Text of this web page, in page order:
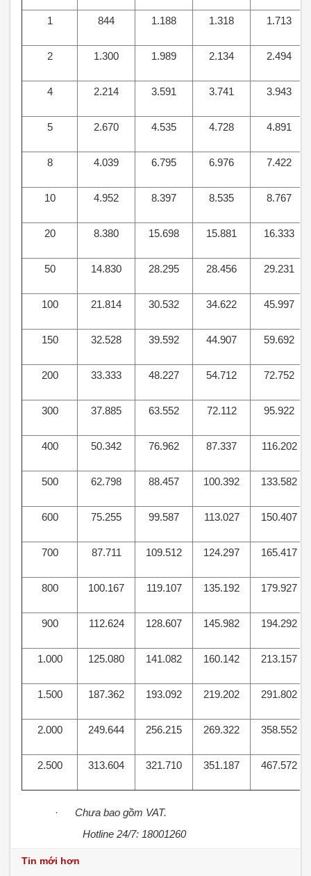
1 844 1.188 1.318 1.713
2 1.300 1.989 2.134 2.494
4 2.214 3.591 3.741 3.943
5 2.670 4.535 4.728 4.891
8 4.039 6.795 6.976 7.422
10 4.952 8.397 8.535 8.767
20 8.380 15.698 15.881 16.333
50 14.830 28.295 28.456 29.231
100 21.814 30.532 34.622 45.997
150 32.528 39.592 44.907 59.692
200 33.333 48.227 54.712 72.752
300 37.885 63.552 72.112 95.922
400 50.342 76.962 87.337 116.202
500 62.798 88.457 100.392 133.582
600 75.255 99.587 113.027 150.407
700 87.711 109.512 124.297 165.417
800 100.167 119.107 135.192 179.927
900 112.624 128.607 145.982 194.292
1.000 125.080 141.082 160.142 213.157
1.500 187.362 193.092 219.202 291.802
2.000 249.644 256.215 269.322 358.552
2.500 313.604 321.710 351.187 467.572
· Chưa bao gồm VAT.
Hotline 24/7: 18001260
Tin mới hơn